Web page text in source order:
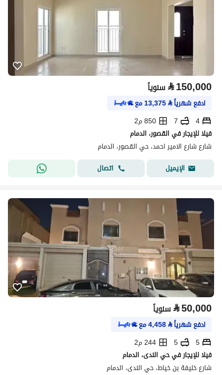
⃁150,000 سنوياً
ادفع شهرياً⃁
13,375مع
4
7
850 م2
فيلا للإيجار في القصور، الدمام
شارع شارع الامير احمد، حي القصور، الدمام
الإيميل
اتصال
⃁50,000 سنوياً
ادفع شهرياً⃁
4,458مع
5
5
244 م2
فيلا للإيجار في حي الندى، الدمام
شارع خليفة بن خياط، حي الندى، الدمام